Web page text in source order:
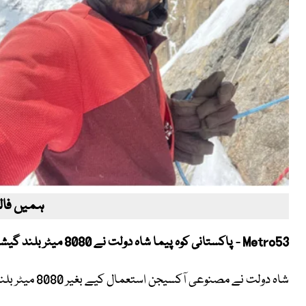
ہمیں
Metro53 - پاکستانی کوہ پیما شاہ دولت نے 8080 میٹر بلند گیشربرم ون سر کرلی۔
شاہ دولت نے مصنوعی آکسیجن استعمال کیے بغیر 8080 میٹر بلند گیشربرم ون چوٹی کو سر کیا ہے۔